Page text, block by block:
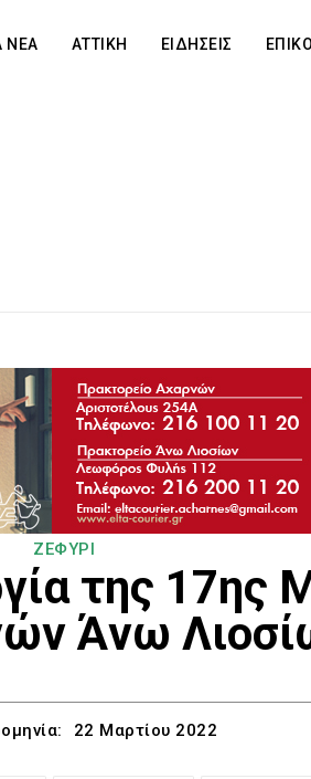
ΝΕΑ ΑΤΤΙΚΗ ΕΙΔΗΣΕΙΣ
ΖΕΦΥΡΙ
της 17ης
Άνω
22 Μαρτίου 2022